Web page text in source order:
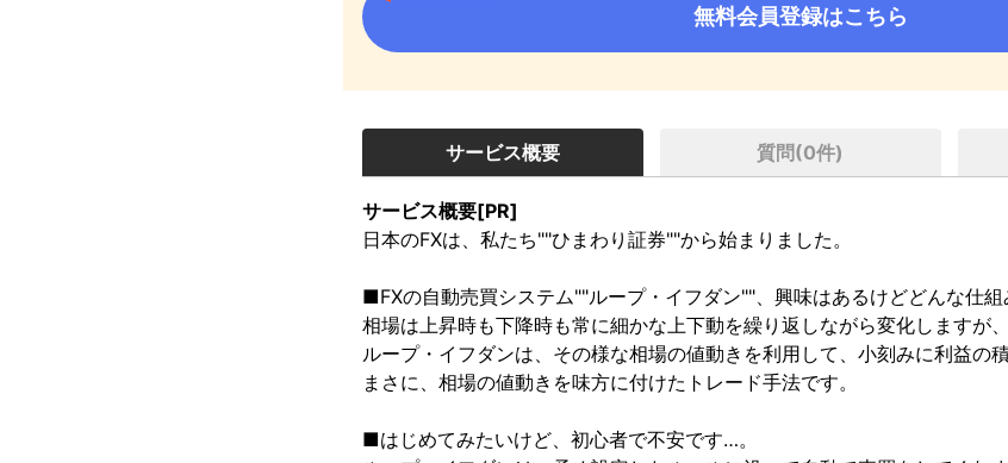
無料会員登録はこちら
サービス概要 質問(0件)
サービス概要[PR]
日本のFXは、私たち""ひまわり証券""から始まりました。
■FXの自動売買システム""ループ・イフダン""、興味はあるけどどんな仕組
相場は上昇時も下降時も常に細かな上下動を繰り返しながら変化しますが、
ループ・イフダンは、その様な相場の値動きを利用して、小刻みに利益の
まさに、相場の値動きを味方に付けたトレード手法です。
■はじめてみたいけど、初心者で不安です…。